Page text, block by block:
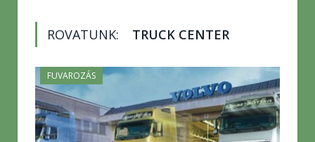
ROVATUNK: TRUCK CENTER
FUVAROZÁS